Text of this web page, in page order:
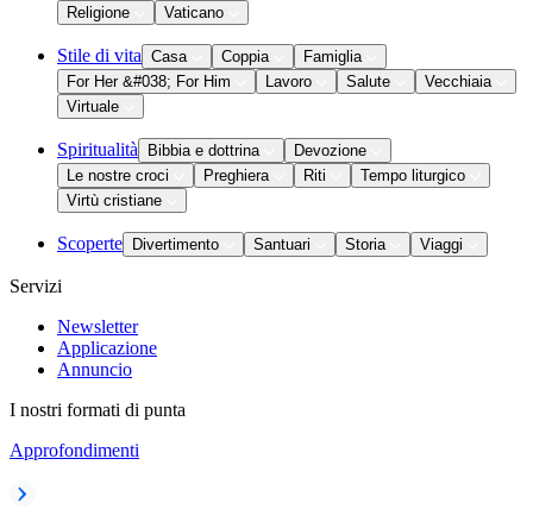
Religione
Vaticano
Stile di vita Casa Coppia
Famiglia
For Her &#038; For Him
Lavoro Salute
Vecchiaia
Virtuale
Spiritualità Bibbia e dottrina
Devozione
Le nostre croci
Preghiera Riti
Tempo liturgico
Virtù cristiane
Scoperte Divertimento Santuari Storia Viaggi
Servizi
Newsletter
Applicazione
Annuncio
I nostri formati di punta
Approfondimenti